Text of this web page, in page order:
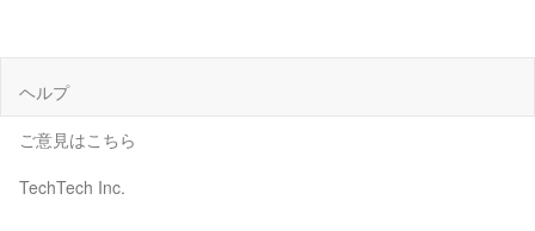
ヘルプ
ご意見はこちら
TechTech Inc.